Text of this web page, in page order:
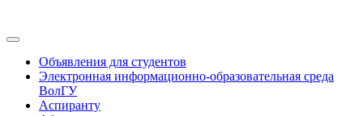
Объявления для студентов
Электронная информационно-образовательная среда
ВолГУ
Аспиранту